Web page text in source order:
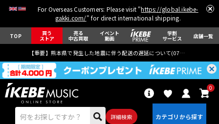
For Overseas Customers: Please visit "https://global.ikebe-
gakki.com/" for direct international shipping.
TOP 買う
ストア
売る
中古買取
イベント
動画
学割
サービス 店舗一覧
【重要】熊本県で発生した地震に伴う配送の遅延について(07月29日
詳細検索
0